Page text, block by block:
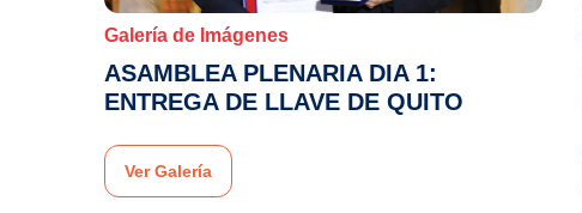
Galería de Imágenes
ASAMBLEA PLENARIA DIA 1:
ENTREGA DE LLAVE DE QUITO
Ver Galería